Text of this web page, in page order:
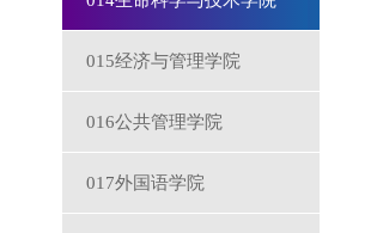
015经济与管理学院
016公共管理学院
017外国语学院